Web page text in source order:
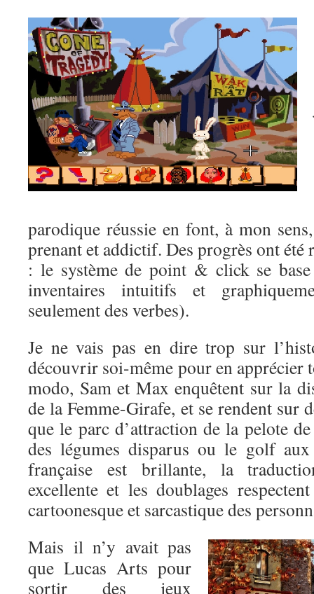
parodique réussie en font, à mon
prenant et addictif. Des progrès ont été
: le système de point & click se
inventaires intuitifs et
seulement des verbes).
Je ne vais pas en dire trop sur
découvrir soi-même pour en apprécier
modo, Sam et Max enquêtent sur la
de la Femme-Girafe, et se rendent sur
que le parc d’attraction de la pelote
des légumes disparus ou le golf
française est brillante, la
excellente et les doublages
cartoonesque et sarcastique des
Mais il n’y avait pas
que Lucas Arts pour
sortir des jeux